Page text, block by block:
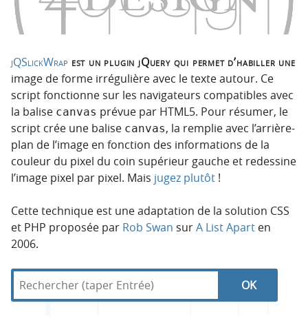
jQSlickWrap est un plugin jQuery qui permet d’habiller une
image de forme irrégulière avec le texte autour. Ce
script fonctionne sur les navigateurs compatibles avec
la balise canvas prévue par HTML5. Pour résumer, le
script crée une balise canvas, la remplie avec l’arrière-
plan de l’image en fonction des informations de la
couleur du pixel du coin supérieur gauche et redessine
l’image pixel par pixel. Mais jugez plutôt !
Cette technique est une adaptation de la solution CSS
et PHP proposée par Rob Swan surA List Apart en
2006.
N
R
R
d